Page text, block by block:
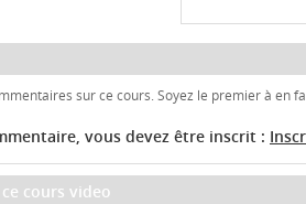
sur ce cours. Soyez le premier à en
vous devez être inscrit :
cours video